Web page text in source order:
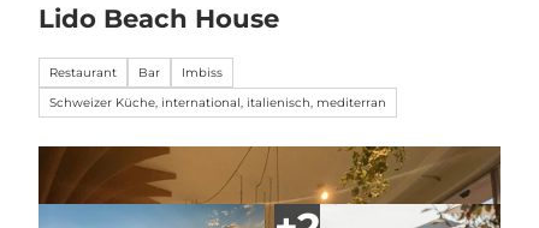
Lido Beach House
Restaurant Bar
Imbiss
Schweizer Küche, international, italienisch, mediterran